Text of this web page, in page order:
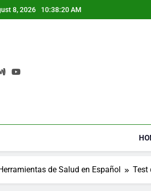
8, 2026 10:38:20 AM
de Salud en Español Test